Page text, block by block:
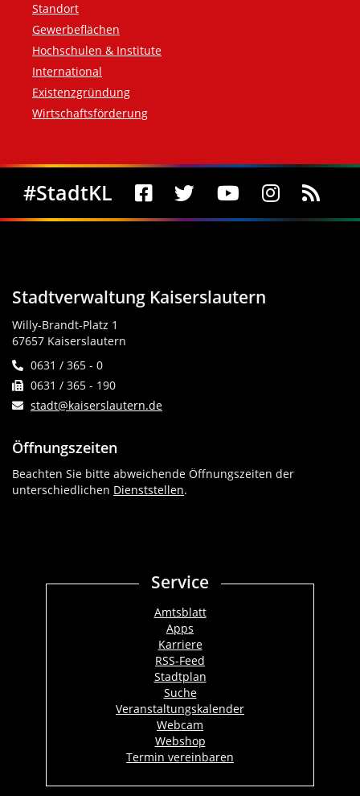
Standort
Gewerbeflächen
Hochschulen & Institute
International
Existenzgründung
Wirtschaftsförderung
Social Media
#StadtKL
Stadtverwaltung Kaiserslautern
Willy-Brandt-Platz 1
67657 Kaiserslautern
0631 / 365 - 0
0631 / 365 - 190
stadt@kaiserslautern.de
Öffnungszeiten
Beachten Sie bitte abweichende Öffnungszeiten der
unterschiedlichen Dienststellen.
Service
Amtsblatt
Apps
Karriere
RSS-Feed
Stadtplan
Suche
Veranstaltungskalender
Webcam
Webshop
Termin vereinbaren